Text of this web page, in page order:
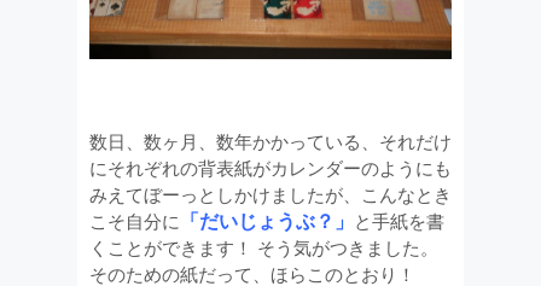
数日、数ヶ月、数年かかっている、それだけ
にそれぞれの背表紙がカレンダーのようにも
みえてぼーっとしかけましたが、こんなとき
こそ自分に 「だいじょうぶ？」 と手紙を書
くことができます！ そう気がつきました。
そのための紙だって、ほらこのとおり！